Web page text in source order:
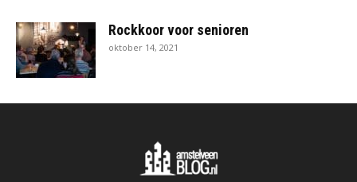
Rockkoor voor senioren
oktober 14, 2021